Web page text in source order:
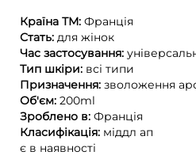
Країна ТМ: Франція
Стать: для жінок
Час застосування:
Тип шкіри: всі типи
Призначення: зволоження
Об'єм: 200ml
Зроблено в: Франція
Класифікація: міддл ап
є в наявності